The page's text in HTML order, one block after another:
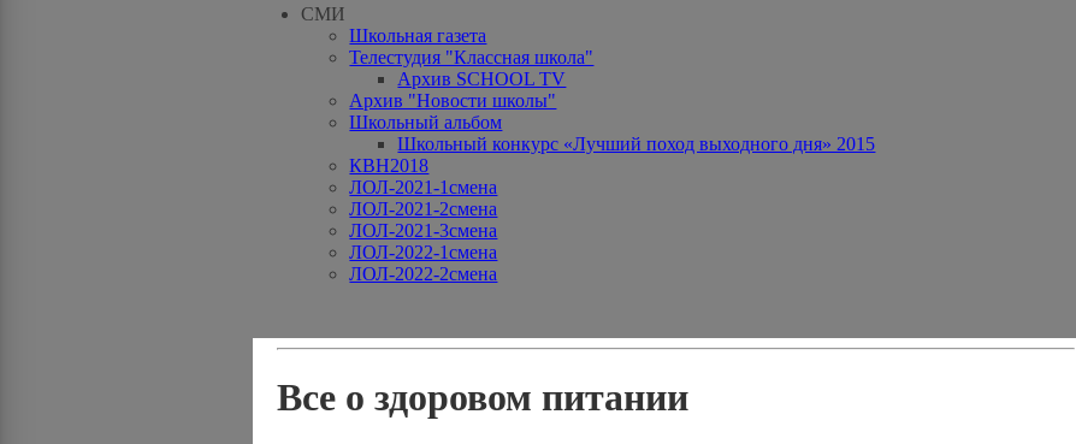
СМИ
Школьная газета
Телестудия "Классная школа"
Архив SCHOOL TV
Архив "Новости школы"
Школьный альбом
Школьный конкурс «Лучший поход выходного дня» 2015
КВН2018
ЛОЛ-2021-1смена
ЛОЛ-2021-2смена
ЛОЛ-2021-3смена
ЛОЛ-2022-1смена
ЛОЛ-2022-2смена
Все о здоровом питании